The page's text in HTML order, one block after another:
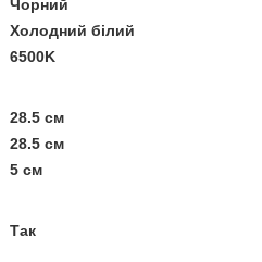
Чорний
Холодний білий
6500K
28.5 см
28.5 см
5 см
Так